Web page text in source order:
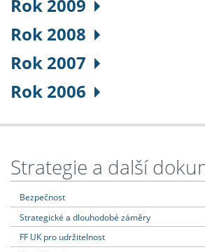
Rok 2009
Rok 2008
Rok 2007
Rok 2006
Strategie a další
Bezpečnost
Strategické a dlouhodobé záměry
FF UK pro udržitelnost